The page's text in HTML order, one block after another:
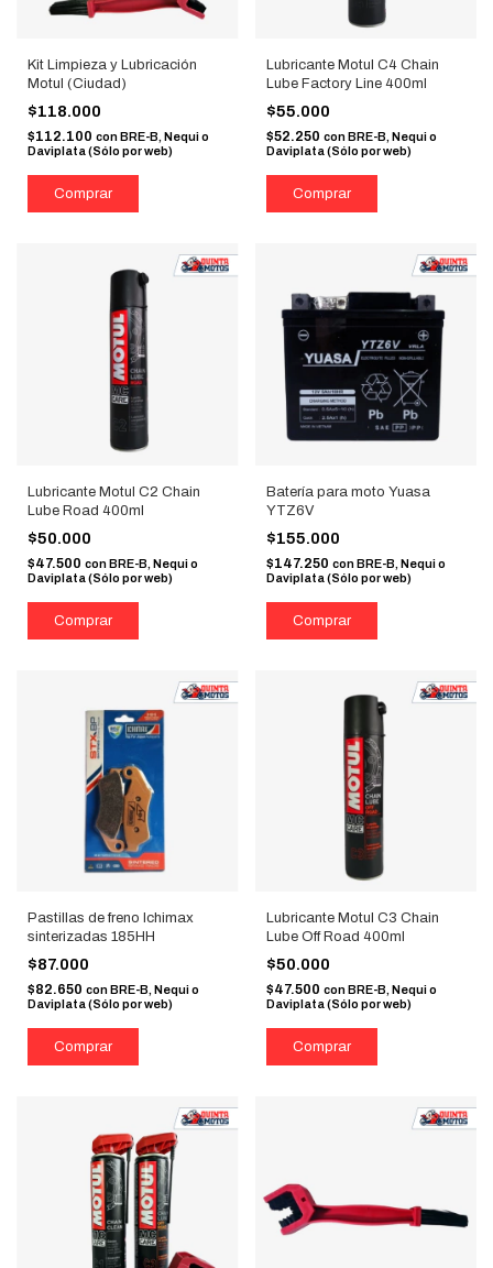
Kit Limpieza y Lubricación
Motul (Ciudad)
$118.000
$112.100 con BRE-B, Nequi o
Daviplata (Sólo por web)
Lubricante Motul C4 Chain
Lube Factory Line 400ml
$55.000
$52.250 con BRE-B, Nequi o
Daviplata (Sólo por web)
Lubricante Motul C2 Chain
Lube Road 400ml
$50.000
$47.500 conBRE-B, Nequi o
Daviplata (Sólo por web)
Batería para moto Yuasa
YTZ6V
$155.000
$147.250 con BRE-B, Nequi o
Daviplata (Sólo por web)
Pastillas de freno Ichimax
sinterizadas 185HH
$87.000
$82.650 con BRE-B, Nequi o
Daviplata (Sólo por web)
Lubricante Motul C3 Chain
Lube Off Road 400ml
$50.000
$47.500 con BRE-B, Nequi o
Daviplata (Sólo por web)